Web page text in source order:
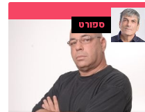
ספורט